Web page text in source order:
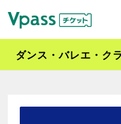
ダンス・バレエ・ク